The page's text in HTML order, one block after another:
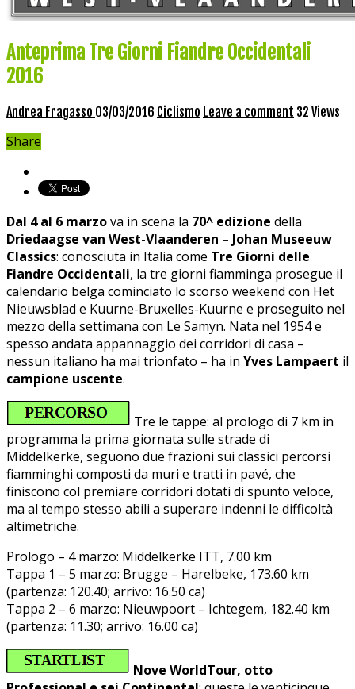
Anteprima Tre Giorni Fiandre Occidentali
2016
Andrea Fragasso 03/03/2016 Ciclismo Leave a comment 32 Views
Share
Dal 4 al 6 marzova in scena la 70^ edizione della
Driedaagse van West-Vlaanderen – Johan Museeuw
Classics: conosciuta in Italia come Tre Giorni delle
Fiandre Occidentali, la tre giorni fiamminga prosegue il
calendario belga cominciato lo scorso weekend con Het
Nieuwsblad e Kuurne-Bruxelles-Kuurne e proseguito nel
mezzo della settimana con Le Samyn. Nata nel 1954 e
spesso andata appannaggio dei corridori di casa –
nessun italiano ha mai trionfato – ha in Yves Lampaert il
campione uscente.
Tre le tappe: al prologo di 7 km in
programma la prima giornata sulle strade di
Middelkerke, seguono due frazioni sui classici percorsi
fiamminghi composti da muri e tratti in pavé, che
finiscono col premiare corridori dotati di spunto veloce,
ma al tempo stesso abili a superare indenni le difficoltà
altimetriche.
Prologo – 4 marzo: Middelkerke ITT, 7.00 km
Tappa 1 – 5 marzo: Brugge – Harelbeke, 173.60 km
(partenza: 120.40; arrivo: 16.50 ca)
Tappa 2 – 6 marzo: Nieuwpoort – Ichtegem, 182.40 km
(partenza: 11.30; arrivo: 16.00 ca)
Nove WorldTour, otto